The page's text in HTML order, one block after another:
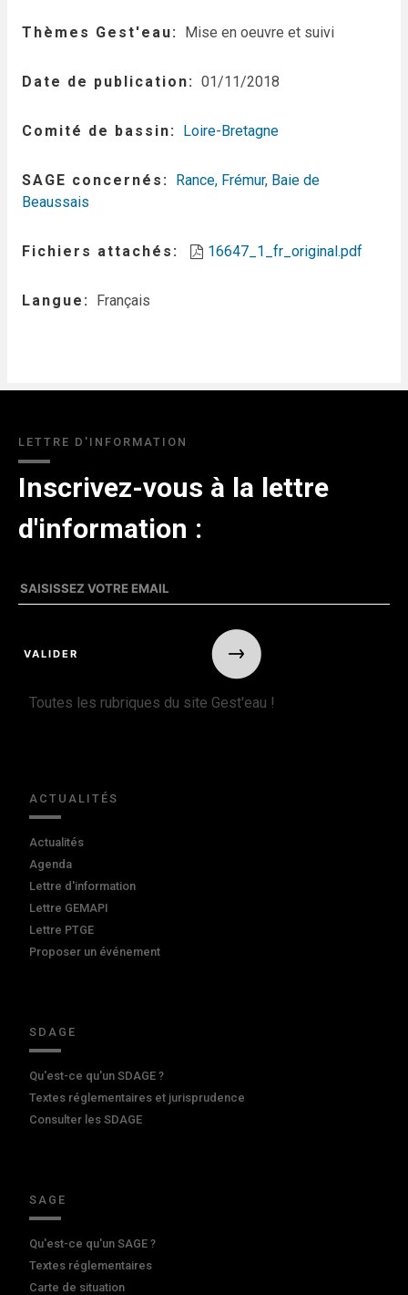
Thèmes Gest'eau Mise en oeuvre et suivi
Date de publication 01/11/2018
Comité de bassin Loire-Bretagne
SAGE concernés
Rance, Frémur, Baie de
Beaussais
Fichiers attachés 16647_1_fr_original.pdf
Langue Français
LETTRE D'INFORMATION
Inscrivez-vous à la lettre
d'information :
Toutes les rubriques du site Gest'eau !
ACTUALITÉS
Actualités
Agenda
Lettre d'information
Lettre GEMAPI
Lettre PTGE
Proposer un événement
SDAGE
Qu'est-ce qu'un SDAGE ?
Textes réglementaires et jurisprudence
Consulter les SDAGE
SAGE
Qu'est-ce qu'un SAGE ?
Textes réglementaires
Carte de situation